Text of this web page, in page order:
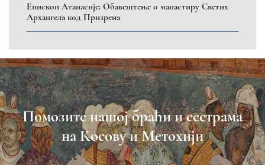
Eпископ Атанасије: Обавештење о манастиру Светих
Архангела код Призрена
Помозите нашој браћи и сестрама
на Косову и Метохији